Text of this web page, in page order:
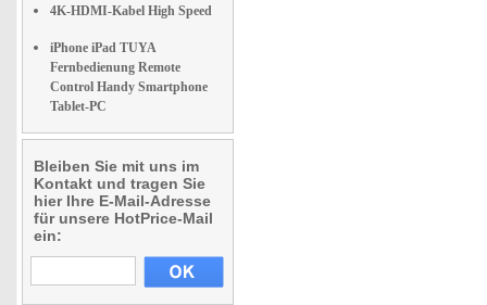
4K-HDMI-Kabel High Speed
iPhone iPad TUYA
Fernbedienung Remote
Control Handy Smartphone
Tablet-PC
Bleiben Sie mit uns im
Kontakt und tragen Sie
hier Ihre E-Mail-Adresse
für unsere HotPrice-Mail
ein: